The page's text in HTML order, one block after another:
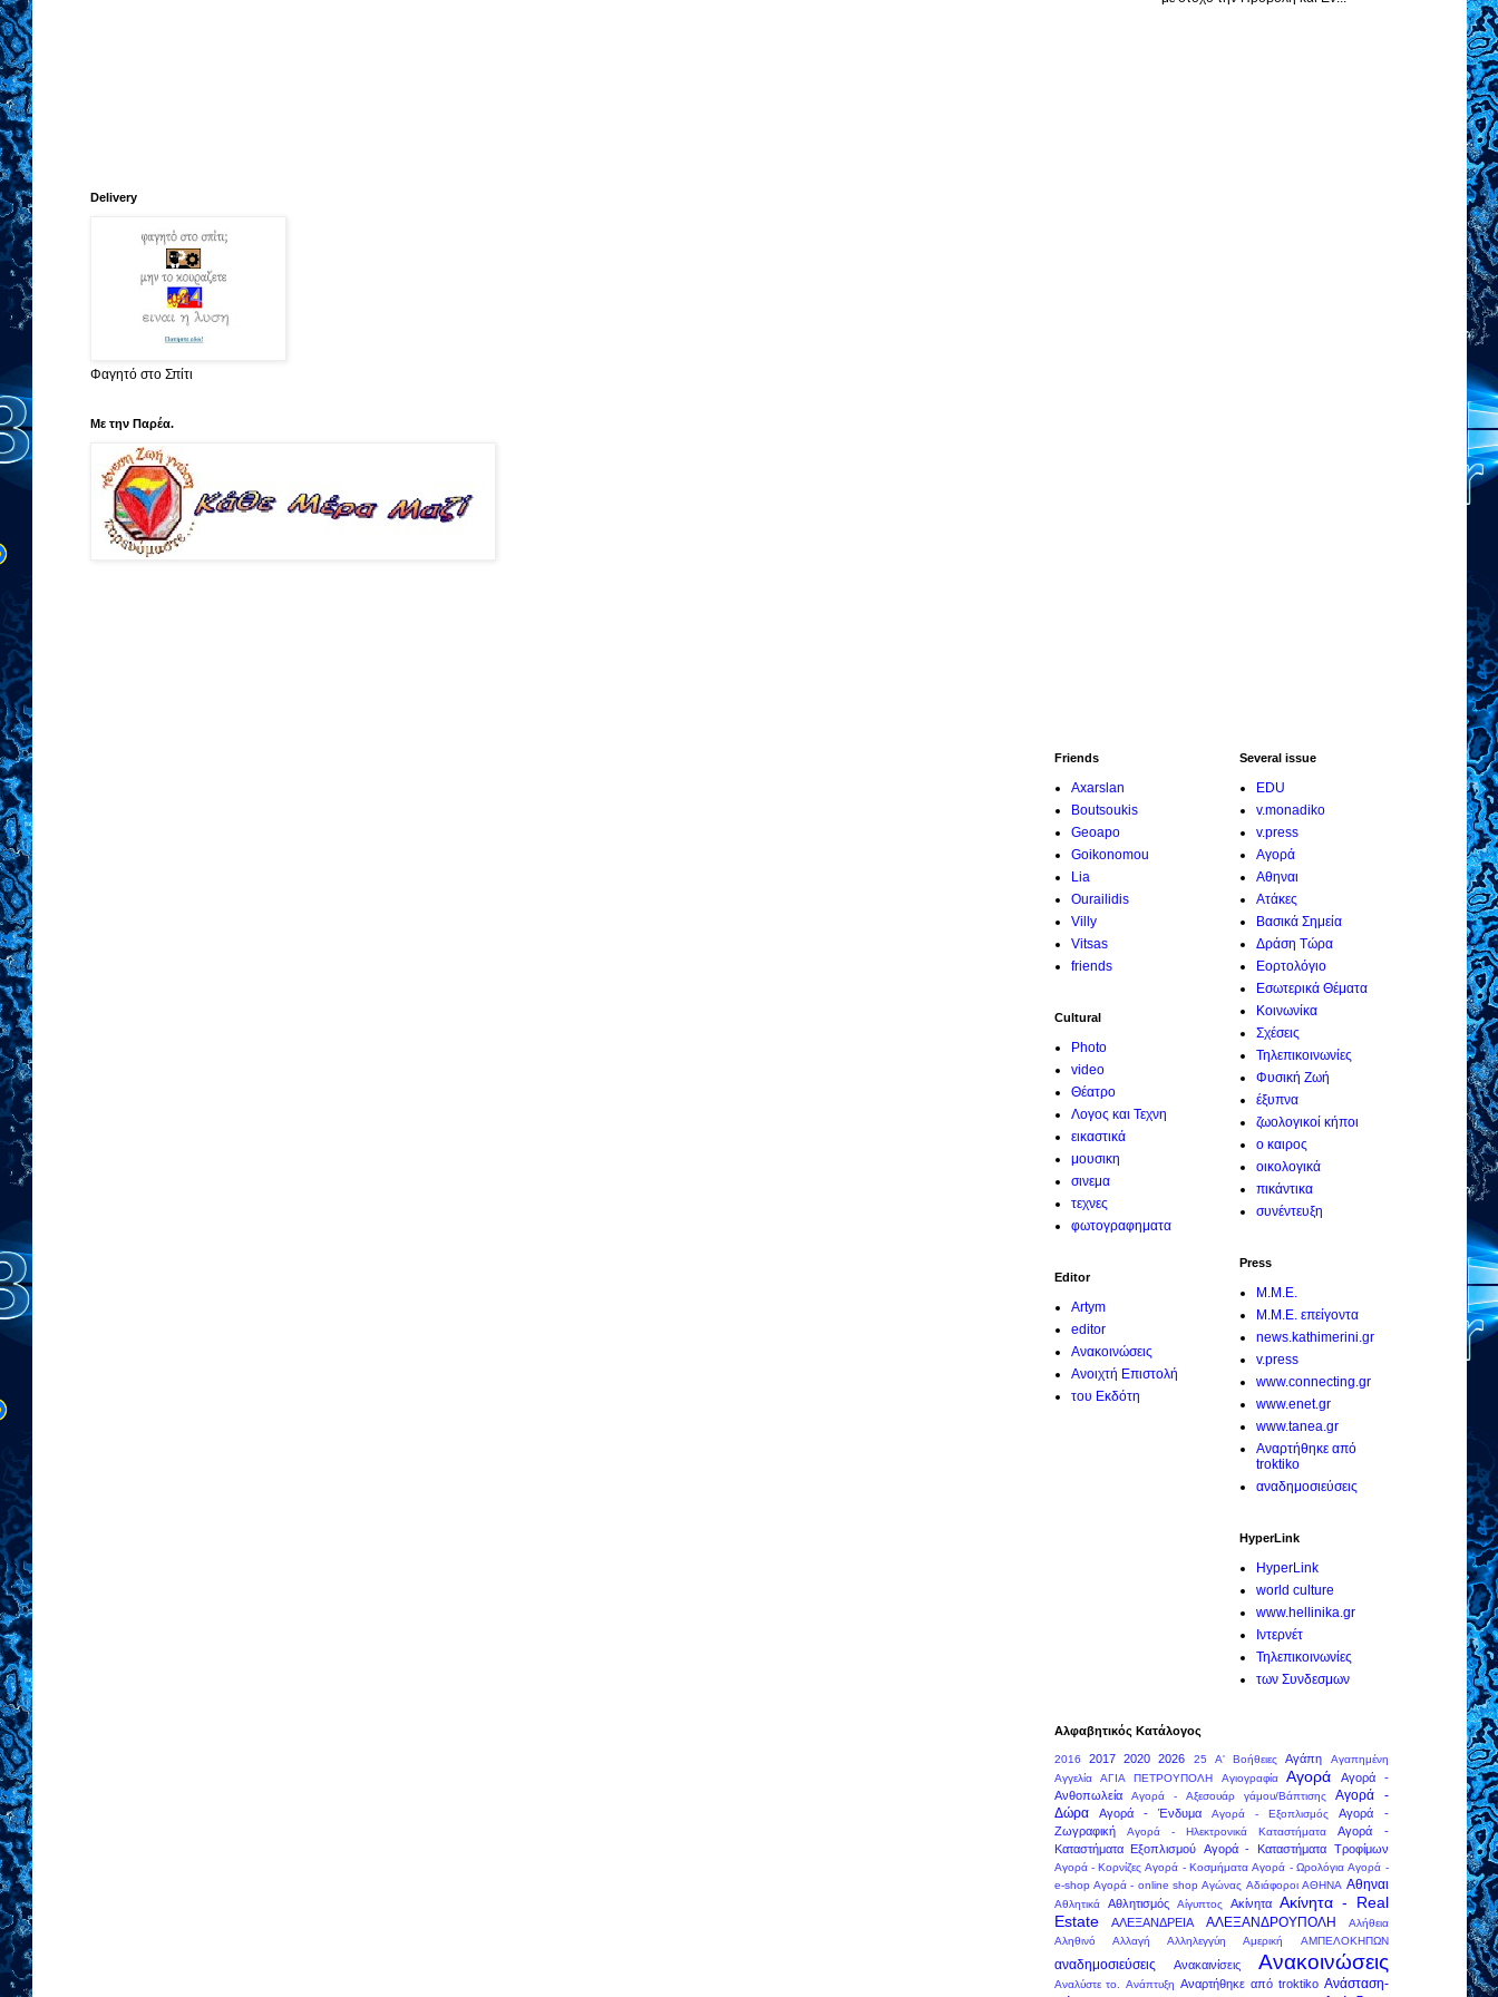
Delivery
Φαγητό στο Σπίτι
Με την Παρέα.
Friends
Axarslan
Boutsoukis
Geoapo
Goikonomou
Lia
Ourailidis
Villy
Vitsas
friends
Cultural
Photo
video
Θέατρο
Λογος και Τεχνη
εικαστικά
μουσικη
σινεμα
τεχνες
φωτογραφηματα
Editor
Artym
editor
Ανακοινώσεις
Ανοιχτή Επιστολή
του Εκδότη
Several issue
EDU
v.monadiko
v.press
Αγορά
Αθηναι
Ατάκες
Βασικά Σημεία
Δράση Τώρα
Εορτολόγιο
Εσωτερικά Θέματα
Κοινωνίκα
Σχέσεις
Τηλεπικοινωνίες
Φυσική Ζωή
έξυπνα
ζωολογικοί κήποι
ο καιρος
οικολογικά
πικάντικα
συνέντευξη
Press
M.M.E.
M.M.E. επείγοντα
news.kathimerini.gr
v.press
www.connecting.gr
www.enet.gr
www.tanea.gr
Αναρτήθηκε από
troktiko
αναδημοσιεύσεις
HyperLink
HyperLink
world culture
www.hellinika.gr
Ιντερνέτ
Τηλεπικοινωνίες
των Συνδεσμων
Αλφαβητικός Κατάλογος
2016 2017 2020 2026 25 Α' Βοήθειες Αγάπη
Αγαπημένη
Αγγελία
ΑΓΙΑ ΠΕΤΡΟΥΠΟΛΗ Αγιογραφία Αγορά
Αγορά -
Ανθοπωλεία
Αγορά - Αξεσουάρ γάμου/Βάπτισης
Αγορά -
Δώρα
Αγορά - Ένδυμα Αγορά - Εξοπλισμός
Αγορά -
Ζωγραφική
Αγορά - Ηλεκτρονικά Καταστήματα
Αγορά -
Καταστήματα Εξοπλισμού Αγορά - Καταστήματα Τροφίμων
Αγορά - Κορνίζες Αγορά - Κοσμήματα Αγορά - Ωρολόγια Αγορά -
e-shop Αγορά - online shop Αγώνας Αδιάφοροι ΑΘΗΝΑ Αθηναι
Αθλητικά Αθλητισμός Αίγυπτος Ακίνητα
Ακίνητα - Real
Estate
ΑΛΕΞΑΝΔΡΕΙΑ ΑΛΕΞΑΝΔΡΟΥΠΟΛΗ
Αλήθεια
Αληθινό
Αλλαγή Αλληλεγγύη Αμερική ΑΜΠΕΛΟΚΗΠΩΝ
αναδημοσιεύσεις Ανακαινίσεις Ανακοινώσεις
Αναλύστε το. Ανάπτυξη Αναρτήθηκε από troktiko Ανάσταση-